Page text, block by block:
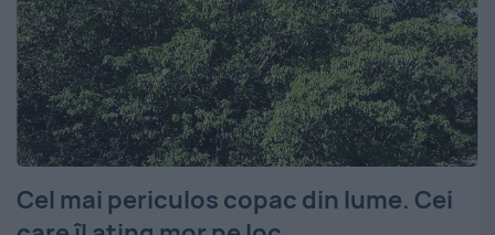
Cel mai periculos copac din lume. Cei